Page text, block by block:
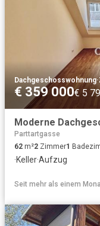
Dachgeschosswohnung·
€ 359 000€ 5
Parttartgasse
62 m²2 Zimmer1
·Keller·Aufzug
Seit mehr als einem